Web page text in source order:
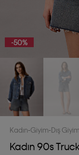
-50%
Kadın Giyim Dış Giyim
Kadın 90s